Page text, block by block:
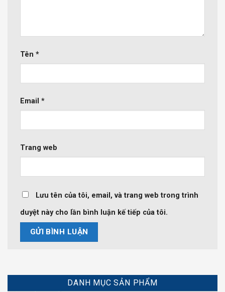
DANH MỤC SẢN PHẨM
Tên *
Email *
Trang web
Lưu tên của tôi, email, và trang web trong trình
duyệt này cho lần bình luận kế tiếp của tôi.